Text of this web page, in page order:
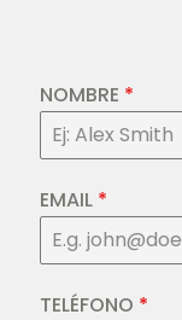
NOMBRE *
EMAIL *
TELÉFONO *